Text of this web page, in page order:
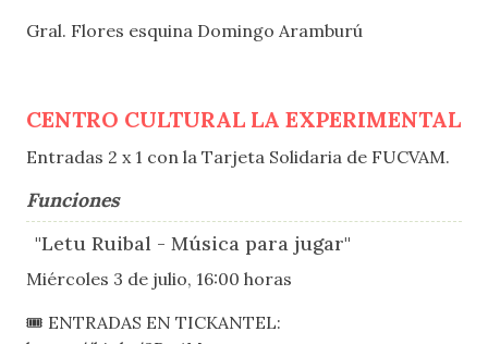
Gral. Flores esquina Domingo Aramburú
CENTRO CULTURAL LA EXPERIMENTAL
Entradas 2 x 1 con la Tarjeta Solidaria de FUCVAM.
Funciones
"Letu Ruibal - Música para jugar"
Miércoles 3 de julio, 16:00 horas
🎟 ENTRADAS EN TICKANTEL: